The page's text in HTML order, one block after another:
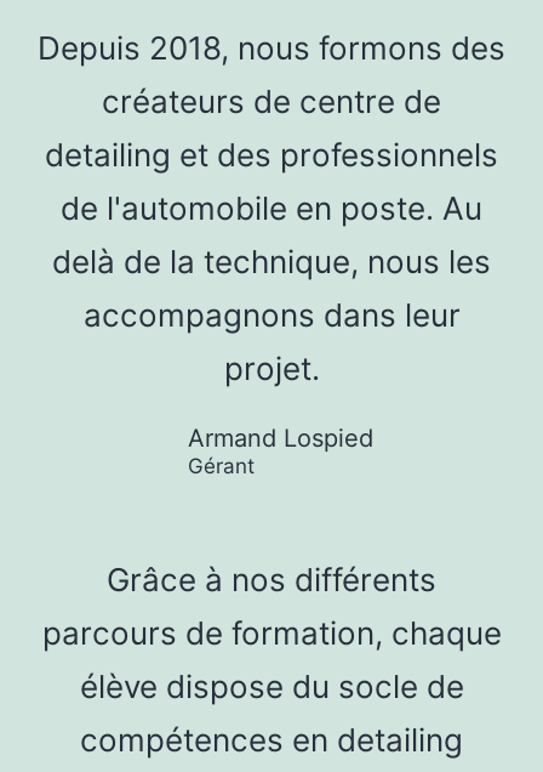
Depuis 2018, nous formons des
créateurs de centre de
detailing et des professionnels
de l'automobile en poste. Au
delà de la technique, nous les
accompagnons dans leur
projet.
Armand Lospied
Gérant
Grâce à nos différents
parcours de formation, chaque
élève dispose du socle de
compétences en detailing